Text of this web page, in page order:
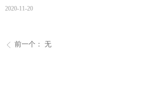
ꁣ 前一个： 无
香山正式召开。清华大学电子信息研究院人工智
2020-11-20